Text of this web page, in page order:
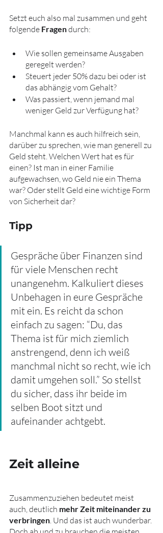
Setzt euch also mal zusammen und geht
folgende Fragen durch:
Wie sollen gemeinsame Ausgaben
geregelt werden?
Steuert jeder 50% dazu bei oder ist
das abhängig vom Gehalt?
Was passiert, wenn jemand mal
weniger Geld zur Verfügung hat?
Manchmal kann es auch hilfreich sein,
darüber zu sprechen, wie man generell zu
Geld steht. Welchen Wert hat es für
einen? Ist man in einer Familie
aufgewachsen, wo Geld nie ein Thema
war? Oder stellt Geld eine wichtige Form
von Sicherheit dar?
Tipp
Gespräche über Finanzen sind
für viele Menschen recht
unangenehm. Kalkuliert dieses
Unbehagen in eure Gespräche
mit ein. Es reicht da schon
einfach zu sagen: “Du, das
Thema ist für mich ziemlich
anstrengend, denn ich weiß
manchmal nicht so recht, wie ich
damit umgehen soll.” So stellst
du sicher, dass ihr beide im
selben Boot sitzt und
aufeinander achtgebt.
Zeit alleine
Zusammenzuziehen bedeutet meist
auch, deutlich mehr Zeit miteinander zu
verbringen . Und das ist auch wunderbar.